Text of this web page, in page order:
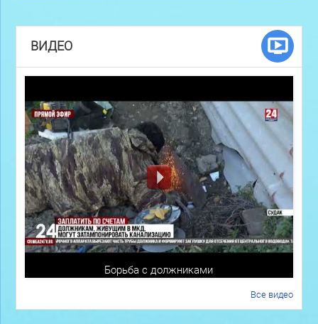
ВИДЕО
Борьба с должниками
Все видео